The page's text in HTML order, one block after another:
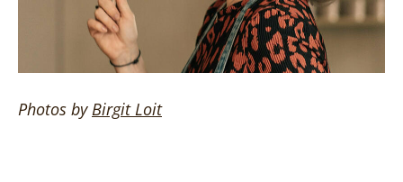
Photos byBirgitLoit